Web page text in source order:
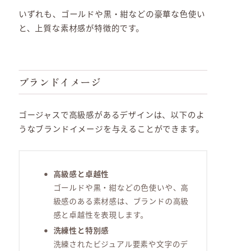
いずれも、ゴールドや黒・紺などの豪華な色使い
と、上質な素材感が特徴的です。
ブランドイメージ
ゴージャスで高級感があるデザインは、以下のよ
うなブランドイメージを与えることができます。
高級感と卓越性
ゴールドや黒・紺などの色使いや、高
級感のある素材感は、ブランドの高級
感と卓越性を表現します。
洗練性と特別感
洗練されたビジュアル要素や文字のデ